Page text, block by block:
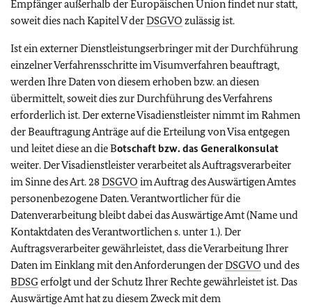
Empfänger außerhalb der Europäischen Union findet nur statt,
soweit dies nach Kapitel V derDSGVO zulässig ist.
Ist ein externer Dienstleistungserbringer mit der Durchführung
einzelner Verfahrensschritte im Visumverfahren beauftragt,
werden Ihre Daten von diesem erhoben bzw. an diesen
übermittelt, soweit dies zur Durchführung des Verfahrens
erforderlich ist. Der externe Visadienstleister nimmt im Rahmen
der Beauftragung Anträge auf die Erteilung von Visa entgegen
und leitet diese an die Botschaft bzw. das Generalkonsulat
weiter. Der Visadienstleister verarbeitet als Auftragsverarbeiter
im Sinne des Art. 28DSGVO im Auftrag des Auswärtigen Amtes
personenbezogene Daten. Verantwortlicher für die
Datenverarbeitung bleibt dabei das Auswärtige Amt (Name und
Kontaktdaten des Verantwortlichen s. unter 1.). Der
Auftragsverarbeiter gewährleistet, dass die Verarbeitung Ihrer
Daten im Einklang mit den Anforderungen derDSGVO und des
BDSGerfolgt und der Schutz Ihrer Rechte gewährleistet ist. Das
Auswärtige Amt hat zu diesem Zweck mit dem